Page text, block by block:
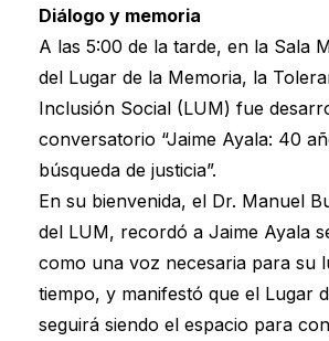
Diálogo y memoria
A las 5:00 de la tarde, en la Sala
del Lugar de la Memoria, la
Inclusión Social (LUM) fue
conversatorio “Jaime Ayala: 40
búsqueda de justicia”.
En su bienvenida, el Dr. Manuel
del LUM, recordó a Jaime Ayala
como una voz necesaria para su
tiempo, y manifestó que el Lugar
seguirá siendo el espacio para